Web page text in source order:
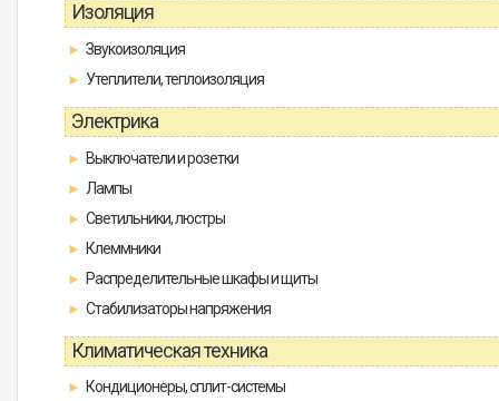
Изоляция
Звукоизоляция
Утеплители, теплоизоляция
Электрика
Выключатели и розетки
Лампы
Светильники, люстры
Клеммники
Распределительные шкафы и щиты
Стабилизаторы напряжения
Климатическая техника
Кондиционеры, сплит-системы